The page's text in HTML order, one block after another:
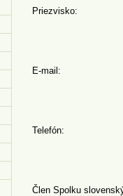
Priezvisko:
E-mail:
Telefón:
Člen Spolku